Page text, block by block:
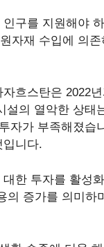
구를 지원해야
자재 수입에 의
흐스탄은 2022
의 열악한 상태
자가 부족해졌습
입니다.
한 투자를 활성
증가를 의미하